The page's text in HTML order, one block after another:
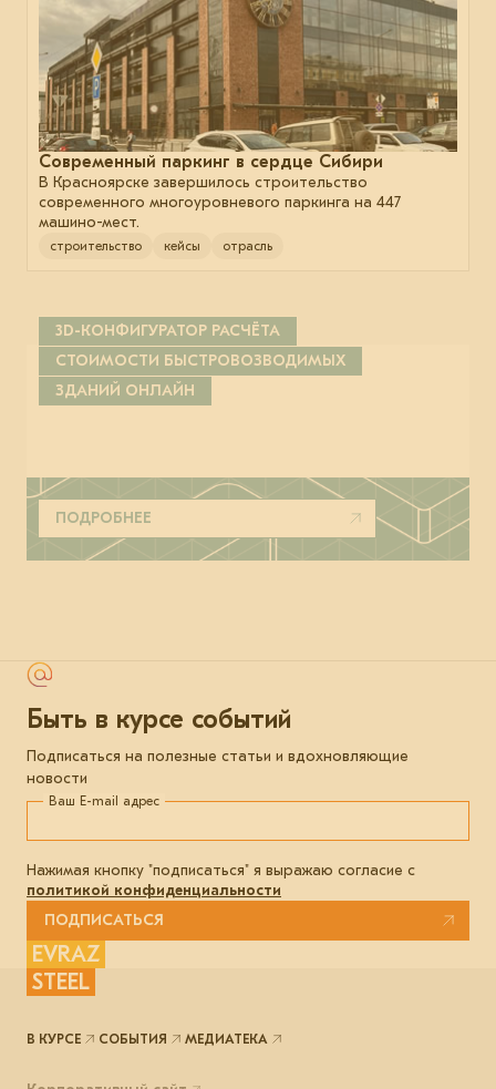
Современный паркинг в сердце Сибири
В Красноярске завершилось строительство
современного многоуровневого паркинга на 447
машино-мест.
строительство кейсы отрасль
3D-КОНФИГУРАТОР РАСЧЁТА
СТОИМОСТИ БЫСТРОВОЗВОДИМЫХ
ЗДАНИЙ ОНЛАЙН
ПОДРОБНЕЕ
Быть в курсе событий
Подписаться на полезные статьи и вдохновляющие
новости
Ваш E-mail адрес
Нажимая кнопку "подписаться" я выражаю согласие с
политикой конфиденциальности
ПОДПИСАТЬСЯ
EVRAZ
STEEL
В КУРСЕ СОБЫТИЯ МЕДИАТЕКА